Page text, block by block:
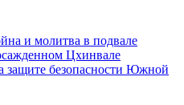
и молитва в подвале
Цхинвале
защите безопасности Южной